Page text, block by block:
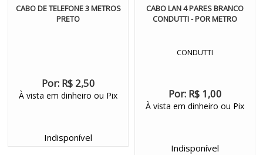
CABO DE TELEFONE 3 METROS
PRETO
Por: R$ 2,50
À vista em dinheiro ou Pix
Indisponível
CABO LAN 4 PARES BRANCO
CONDUTTI - POR METRO
CONDUTTI
Por: R$ 1,00
À vista em dinheiro ou Pix
Indisponível